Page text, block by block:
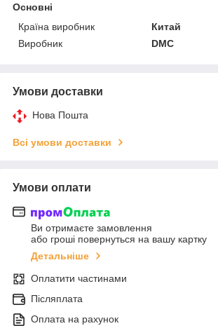
Основні
Країна виробник
Китай
Виробник
DMC
Умови доставки
Нова Пошта
Всі умови доставки
Умови оплати
Ви отримаєте замовлення
або гроші повернуться на вашу картку
Детальніше
Оплатити частинами
Післяплата
Оплата на рахунок